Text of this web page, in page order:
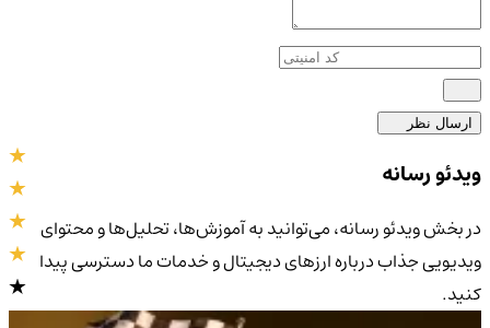
ارسال نظر
4.9/5
ویدئو رسانه
در بخش ویدئو رسانه، می‌توانید به آموزش‌ها، تحلیل‌ها و محتوای
ویدیویی جذاب درباره ارزهای دیجیتال و خدمات ما دسترسی پیدا
کنید.